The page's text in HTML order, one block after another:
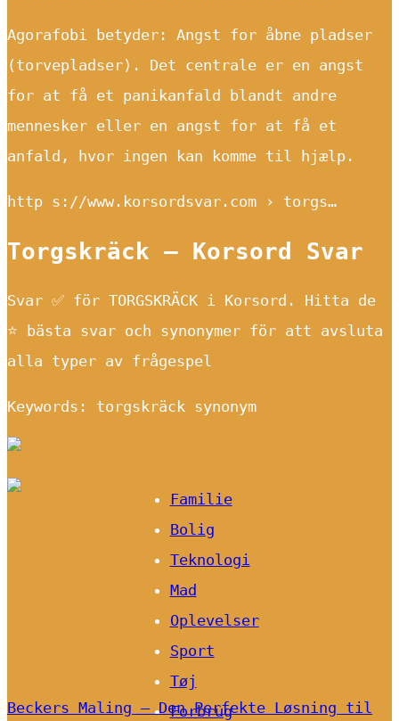
Agorafobi betyder: Angst for åbne pladser
(torvepladser). Det centrale er en angst
for at få et panikanfald blandt andre
mennesker eller en angst for at få et
anfald, hvor ingen kan komme til hjælp.
http s://www.korsordsvar.com › torgs…
Torgskräck – Korsord Svar
Svar ✅ för TORGSKRÄCK i Korsord. Hitta de
⭐ bästa svar och synonymer för att avsluta
alla typer av frågespel
Keywords: torgskräck synonym
Familie
Bolig
Teknologi
Mad
Oplevelser
Sport
Tøj
Forbrug
Beckers Maling – Den Perfekte Løsning til